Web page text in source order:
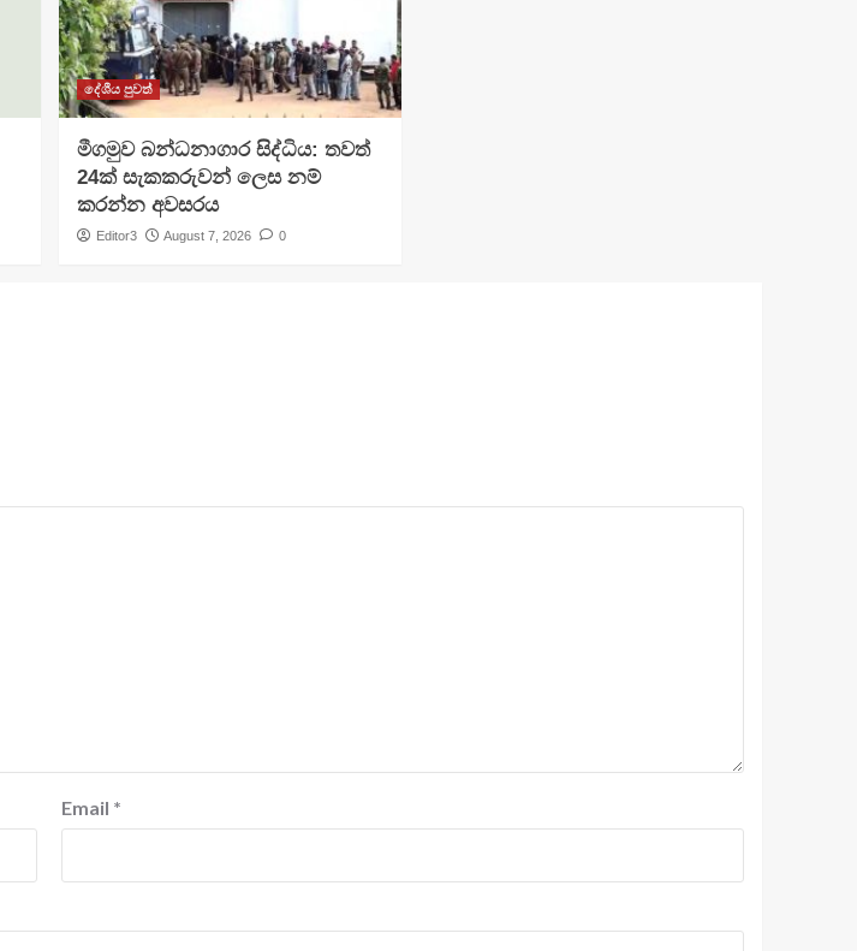
දේශීය පුවත්
මීගමුව බන්ධනාගාර සිද්ධිය: තවත්
24ක් සැකකරුවන් ලෙස නම්
කරන්න අවසරය
Editor3 August 7, 2026 0
Email *